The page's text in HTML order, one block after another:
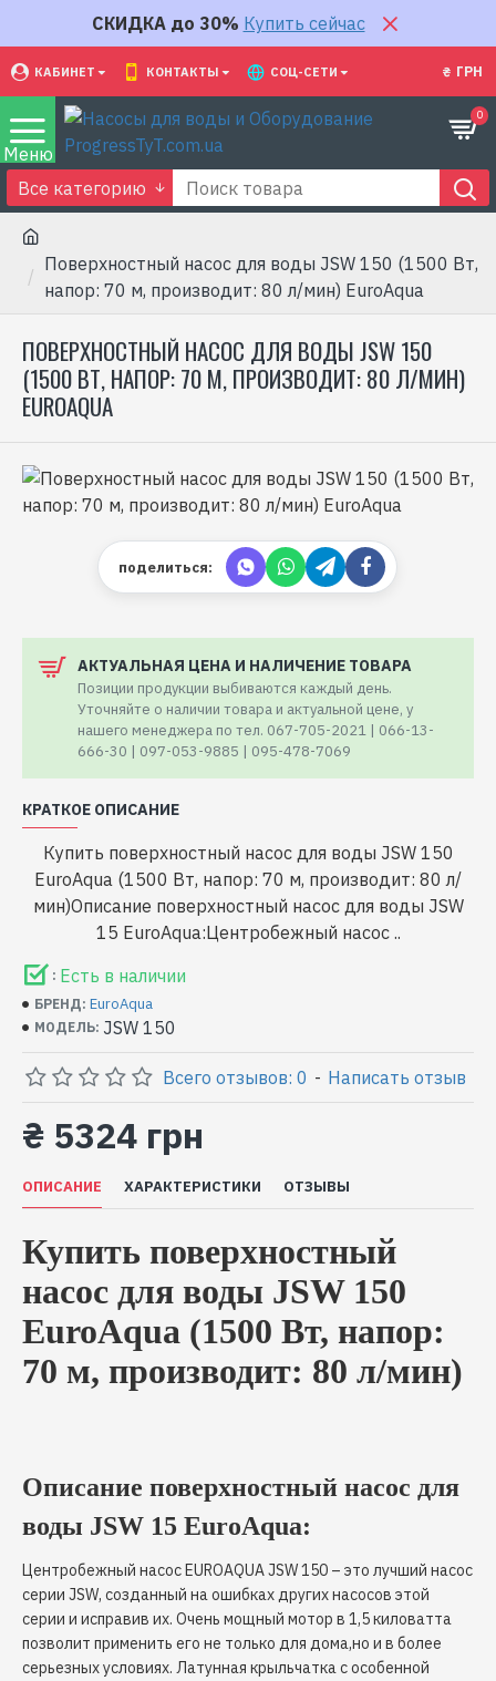
СКИДКА до 30% Купить сейчас
КАБИНЕТ КОНТАКТЫ СОЦ-СЕТИ ₴ ГРН
0
Все категорию
Поверхностный насос для воды JSW 150 (1500 Вт,
напор: 70 м, производит: 80 л/мин) EuroAqua
ПОВЕРХНОСТНЫЙ НАСОС ДЛЯ ВОДЫ JSW 150
(1500 ВТ, НАПОР: 70 М, ПРОИЗВОДИТ: 80 Л/МИН)
EUROAQUA
поделиться:
АКТУАЛЬНАЯ ЦЕНА И НАЛИЧЕНИЕ ТОВАРА
Позиции продукции выбиваются каждый день.
Уточняйте о наличии товара и актуальной цене, у
нашего менеджера по тел. 067-705-2021 | 066-13-
666-30 | 097-053-9885 | 095-478-7069
КРАТКОЕ ОПИСАНИЕ
Купить поверхностный насос для воды JSW 150
EuroAqua (1500 Вт, напор: 70 м, производит: 80 л/
мин)Описание поверхностный насос для воды JSW
15 EuroAqua:Центробежный насос ..
: Есть в наличии
БРЕНД: EuroAqua
МОДЕЛЬ: JSW 150
Всего отзывов: 0 - Написать отзыв
₴ 5324 грн
ОПИСАНИЕ ХАРАКТЕРИСТИКИ ОТЗЫВЫ
Купить поверхностный
насос для воды JSW 150
EuroAqua (1500 Вт, напор:
70 м, производит: 80 л/мин)
Описание поверхностный насос для
воды JSW 15 EuroAqua:
Центробежный насос EUROAQUA JSW 150 – это лучший насос
серии JSW, созданный на ошибках других насосов этой
серии и исправив их. Очень мощный мотор в 1,5 киловатта
позволит применить его не только для дома,но и в более
серьезных условиях. Латунная крыльчатка с особенной